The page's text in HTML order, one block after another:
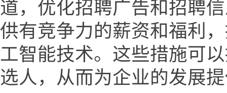
道，优化招聘广告和招聘
供有竞争力的薪资和福利
工智能技术。这些措施可
选人，从而为企业的发展